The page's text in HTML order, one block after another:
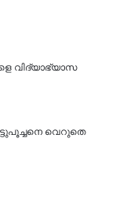
വിദ്യാഭ്യാസ
വെറുതെ